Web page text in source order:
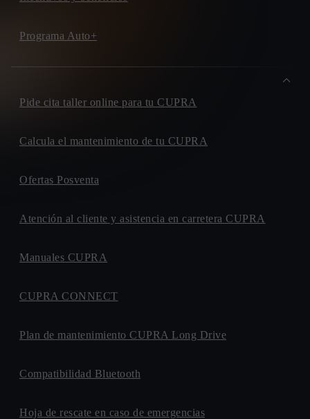
Programa Auto+
Pide cita taller online para tu CUPRA
Calcula el mantenimiento de tu CUPRA
Ofertas Posventa
Atención al cliente y asistencia en carretera CUPRA
Manuales CUPRA
CUPRA CONNECT
Plan de mantenimiento CUPRA Long Drive
Compatibilidad Bluetooth
Hoja de rescate en caso de emergencias